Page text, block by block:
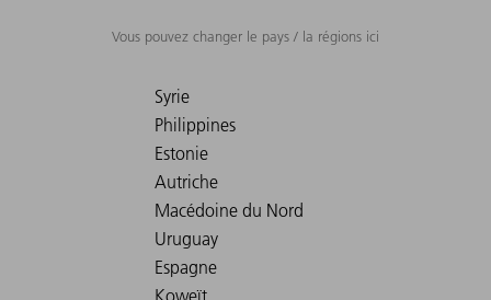
Vous pouvez changer le pays / la régions ici